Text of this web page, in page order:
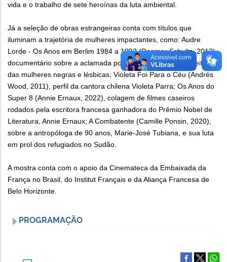
vida e o trabalho de sete heroínas da luta ambiental.
Já a seleção de obras estrangeiras conta com títulos que
iluminam a trajetória de mulheres impactantes, como: Audre
Lorde - Os Anos em Berlim 1984 a 1992 (Dagmar Schultz, 2012),
documentário sobre a aclamada poetisa defensora dos direitos
das mulheres negras e lésbicas; Violeta Foi Para o Céu (Andrés
Wood, 2011), perfil da cantora chilena Violeta Parra; Os Anos do
Super 8 (Annie Ernaux, 2022), colagem de filmes caseiros
rodados pela escritora francesa ganhadora do Prêmio Nobel de
Literatura, Annie Ernaux; A Combatente (Camille Ponsin, 2020),
sobre a antropóloga de 90 anos, Marie-José Tubiana, e sua luta
em prol dos refugiados no Sudão.
A mostra conta com o apoio da Cinemateca da Embaixada da
França no Brasil, do Institut Français e da Aliança Francesa de
Belo Horizonte.
PROGRAMAÇÃO